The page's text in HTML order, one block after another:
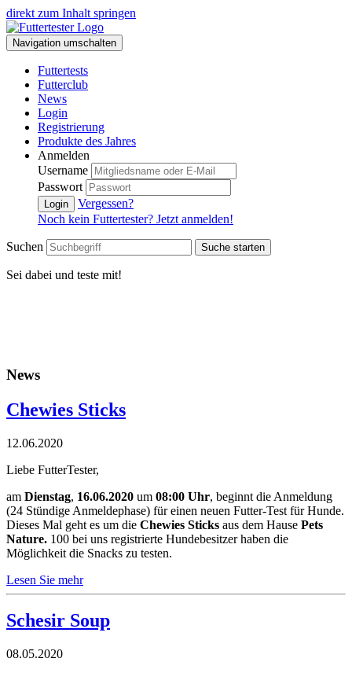
direkt zum Inhalt springen
Navigation umschalten
Futtertests
Futterclub
News
Login
Registrierung
Produkte des Jahres
Anmelden
Username
Passwort
Login
Vergessen?
Noch kein Futtertester? Jetzt anmelden!
Suchen Suche starten
Sei dabei und teste mit!
News
Chewies Sticks
12.06.2020
Liebe FutterTester,
am Dienstag, 16.06.2020 um 08:00 Uhr, beginnt die Anmeldung
(24 Stündige Anmeldephase) für einen neuen Futter-Test für Hunde.
Dieses Mal geht es um die Chewies Sticks aus dem Hause Pets
Nature. 100 bei uns registrierte Hundebesitzer haben die
Möglichkeit die Snacks zu testen.
Lesen Sie mehr
Schesir Soup
08.05.2020